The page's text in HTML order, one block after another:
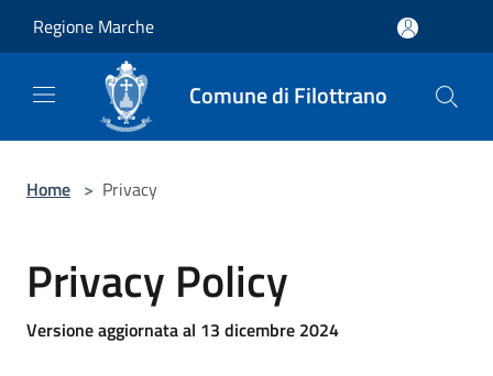
Regione Marche
Comune di Filottrano
Home > Privacy
Privacy Policy
Versione aggiornata al 13 dicembre 2024